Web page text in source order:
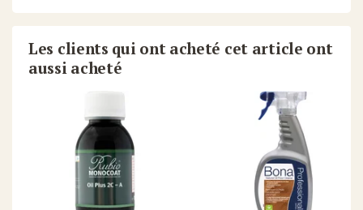
Les clients qui ont acheté cet article ont
aussi acheté